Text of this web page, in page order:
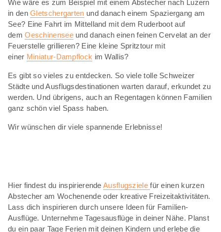
Wie wäre es zum Beispiel mit einem Abstecher nach Luzern
in denGletschergarten und danach einem Spaziergang am
See? Eine Fahrt im Mittelland mit dem Ruderboot auf
demOeschinenseeund danach einen feinen Cervelat an der
Feuerstelle grillieren? Eine kleine Spritztour mit
einer Miniatur-Dampflock im Wallis?
Es gibt so vieles zu entdecken. So viele tolle Schweizer
Städte und Ausflugsdestinationen warten darauf, erkundet zu
werden. Und übrigens, auch an Regentagen können Familien
ganz schön viel Spass haben.
Wir wünschen dir viele spannende Erlebnisse!
Hier findest du inspirierendeAusflugszielefür einen kurzen
Abstecher am Wochenende oder kreative Freizeitaktivitäten.
Lass dich inspirieren durch unsere Ideen für Familien-
Ausflüge. Unternehme Tagesausflüge in deiner Nähe. Planst
du ein paar Tage Ferien mit deinen Kindern und erlebe die